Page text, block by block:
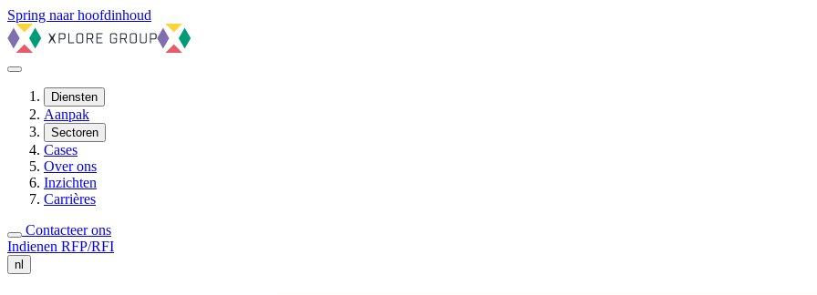
Spring naar hoofdinhoud
Diensten
Aanpak
Sectoren
Cases
Over ons
Inzichten
Carrières
Contacteer ons
Indienen RFP/RFI
nl